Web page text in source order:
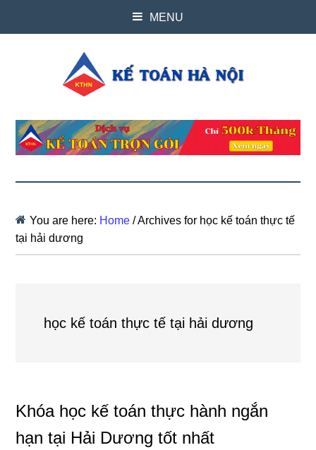
MENU
You are here: Home /Archives for học kế toán thực tế
tại hải dương
học kế toán thực tế tại hải dương
Khóa học kế toán thực hành ngắn
hạn tại Hải Dương tốt nhất